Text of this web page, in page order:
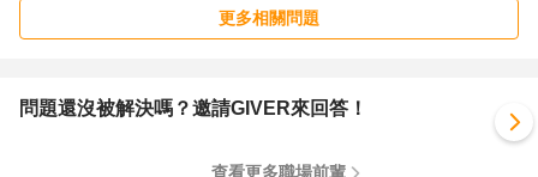
更多相關問題
問題還沒被解決嗎？邀請GIVER來回答！
查看更多職場前輩